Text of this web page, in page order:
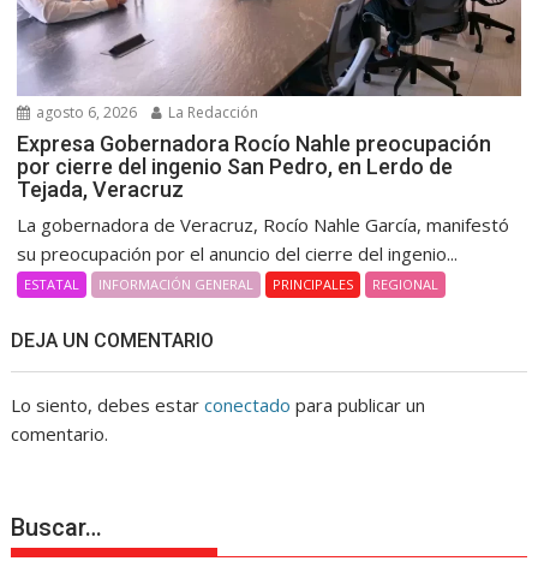
agosto 6, 2026 La Redacción
Expresa Gobernadora Rocío Nahle preocupación
por cierre del ingenio San Pedro, en Lerdo de
Tejada, Veracruz
La gobernadora de Veracruz, Rocío Nahle García, manifestó
su preocupación por el anuncio del cierre del ingenio...
ESTATAL INFORMACIÓN GENERAL PRINCIPALES REGIONAL
DEJA UN COMENTARIO
Lo siento, debes estarconectado para publicar un
comentario.
Buscar…